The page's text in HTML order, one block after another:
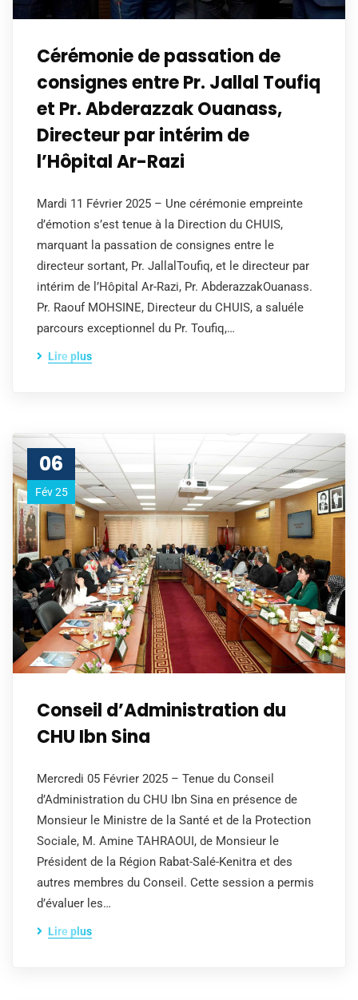
Cérémonie de passation de
consignes entre Pr. Jallal Toufiq
et Pr. Abderazzak Ouanass,
Directeur par intérim de
l’Hôpital Ar-Razi
Mardi 11 Février 2025 – Une cérémonie empreinte
d’émotion s’est tenue à la Direction du CHUIS,
marquant la passation de consignes entre le
directeur sortant, Pr. JallalToufiq, et le directeur par
intérim de l’Hôpital Ar-Razi, Pr. AbderazzakOuanass.
Pr. Raouf MOHSINE, Directeur du CHUIS, a saluéle
parcours exceptionnel du Pr. Toufiq,…
Lire plus
06
Fév 25
Conseil d’Administration du
CHU Ibn Sina
Mercredi 05 Février 2025 – Tenue du Conseil
d’Administration du CHU Ibn Sina en présence de
Monsieur le Ministre de la Santé et de la Protection
Sociale, M. Amine TAHRAOUI, de Monsieur le
Président de la Région Rabat-Salé-Kenitra et des
autres membres du Conseil. Cette session a permis
d’évaluer les…
Lire plus